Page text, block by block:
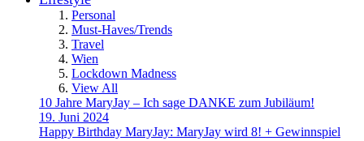
Personal
Must-Haves/Trends
Travel
Wien
Lockdown Madness
View All
10 Jahre MaryJay – Ich sage DANKE zum Jubiläum!
19. Juni 2024
Happy Birthday MaryJay: MaryJay wird 8! + Gewinnspiel